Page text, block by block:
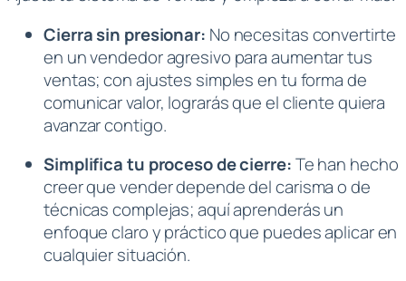
Cierra sin presionar: No necesitas convertirte
en un vendedor agresivo para aumentar tus
ventas; con ajustes simples en tu forma de
comunicar valor, lograrás que el cliente quiera
avanzar contigo.
Simplifica tu proceso de cierre:Te han hecho
creer que vender depende del carisma o de
técnicas complejas; aquí aprenderás un
enfoque claro y práctico que puedes aplicar en
cualquier situación.